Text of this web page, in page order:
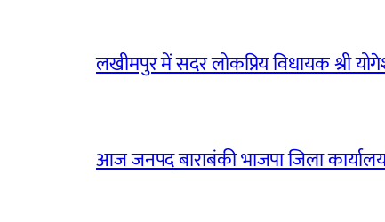
लखीमपुर में सदर लोकप्रिय विधायक श्री
आज जनपद बाराबंकी भाजपा जिला